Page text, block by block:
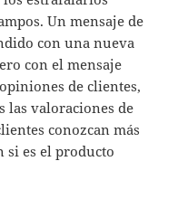
Un mensaje de
con una nueva
con el mensaje
de clientes,
las valoraciones de
conozcan más
si es el producto